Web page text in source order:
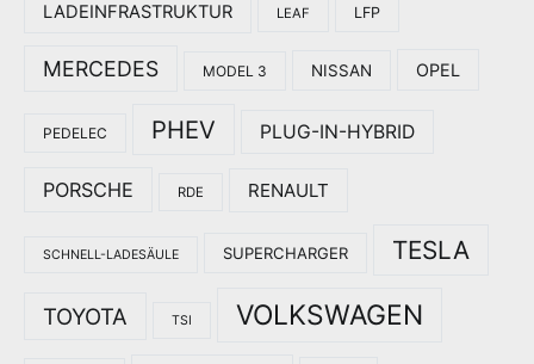
LADEINFRASTRUKTUR LEAF LFP
MERCEDES MODEL 3 NISSAN OPEL
PEDELEC PHEV PLUG-IN-HYBRID
PORSCHE RDE RENAULT
SCHNELL-LADESÄULE SUPERCHARGER TESLA
TOYOTA TSI VOLKSWAGEN